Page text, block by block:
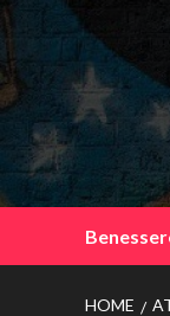
Vai
contenuto
HOME